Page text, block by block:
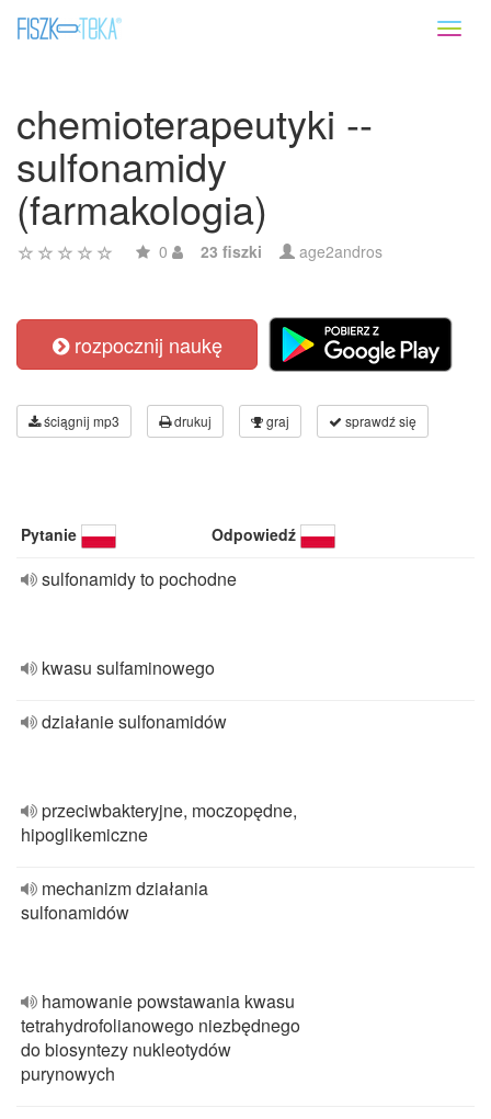
chemioterapeutyki --
sulfonamidy
(farmakologia)
0 23 fiszki age2andros
rozpocznij naukę
ściągnij mp3 drukuj graj sprawdź się
Pytanie Odpowiedź
sulfonamidy to pochodne
kwasu sulfaminowego
działanie sulfonamidów
przeciwbakteryjne, moczopędne,
hipoglikemiczne
mechanizm działania
sulfonamidów
hamowanie powstawania kwasu
tetrahydrofolianowego niezbędnego
do biosyntezy nukleotydów
purynowych